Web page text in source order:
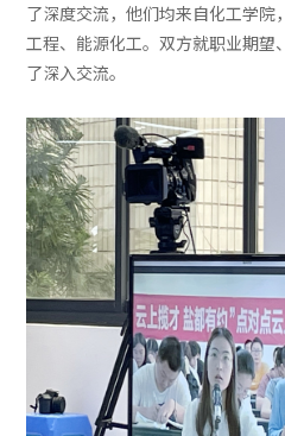
了深度交流，他们均来自化工学
工程、能源化工。双方就职业期望
了深入交流。